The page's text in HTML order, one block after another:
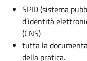
SPID (sistema
d’identità
(CNS)
tutta la
della pratica.